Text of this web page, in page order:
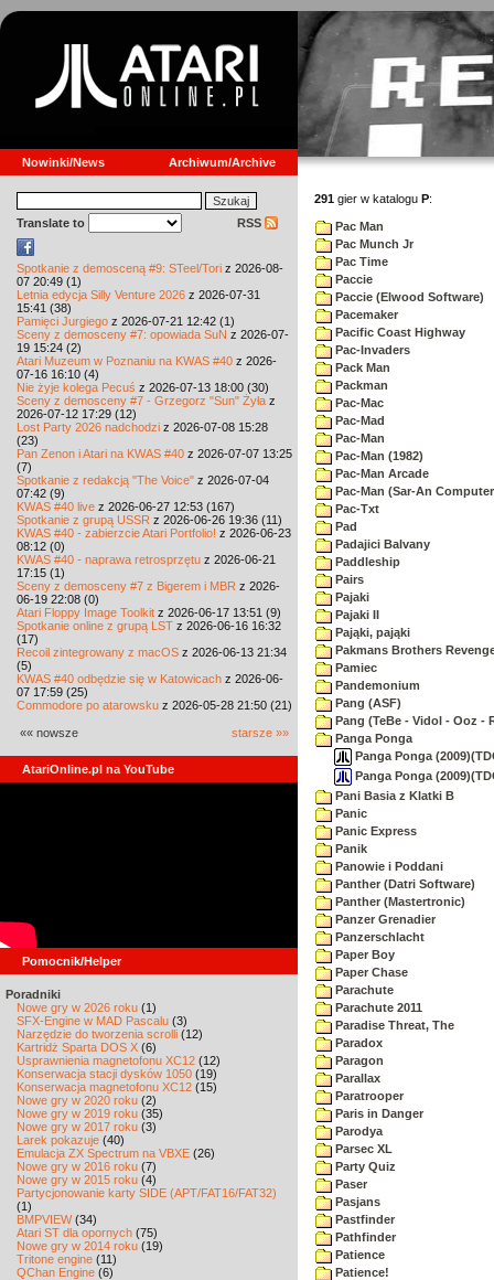
Nowinki/News Archiwum/Archive
Translate to RSS
Spotkanie z demosceną #9: STeel/Tori z 2026-08-
07 20:49 (1)
Letnia edycja Silly Venture 2026 z 2026-07-31
15:41 (38)
Pamięci Jurgiego z 2026-07-21 12:42 (1)
Sceny z demosceny #7: opowiada SuN z 2026-07-
19 15:24 (2)
Atari Muzeum w Poznaniu na KWAS #40 z 2026-
07-16 16:10 (4)
Nie żyje kolega Pecuś z 2026-07-13 18:00 (30)
Sceny z demosceny #7 - Grzegorz "Sun" Żyła z
2026-07-12 17:29 (12)
Lost Party 2026 nadchodzi z 2026-07-08 15:28
(23)
Pan Zenon i Atari na KWAS #40 z 2026-07-07 13:25
(7)
Spotkanie z redakcją "The Voice" z 2026-07-04
07:42 (9)
KWAS #40 live z 2026-06-27 12:53 (167)
Spotkanie z grupą USSR z 2026-06-26 19:36 (11)
KWAS #40 - zabierzcie Atari Portfolio! z 2026-06-23
08:12 (0)
KWAS #40 - naprawa retrosprzętu z 2026-06-21
17:15 (1)
Sceny z demosceny #7 z Bigerem i MBR z 2026-
06-19 22:08 (0)
Atari Floppy Image Toolkit z 2026-06-17 13:51 (9)
Spotkanie online z grupą LST z 2026-06-16 16:32
(17)
Recoil zintegrowany z macOS z 2026-06-13 21:34
(5)
KWAS #40 odbędzie się w Katowicach z 2026-06-
07 17:59 (25)
Commodore po atarowsku z 2026-05-28 21:50 (21)
«« nowsze starsze »»
AtariOnline.pl na YouTube
Pomocnik/Helper
Poradniki
Nowe gry w 2026 roku (1)
SFX-Engine w MAD Pascalu (3)
Narzędzie do tworzenia scrolli (12)
Kartridż Sparta DOS X (6)
Usprawnienia magnetofonu XC12 (12)
Konserwacja stacji dysków 1050 (19)
Konserwacja magnetofonu XC12 (15)
Nowe gry w 2020 roku (2)
Nowe gry w 2019 roku (35)
Nowe gry w 2017 roku (3)
Larek pokazuje (40)
Emulacja ZX Spectrum na VBXE (26)
Nowe gry w 2016 roku (7)
Nowe gry w 2015 roku (4)
Partycjonowanie karty SIDE (APT/FAT16/FAT32)
(1)
BMPVIEW(34)
Atari ST dla opornych (75)
Nowe gry w 2014 roku (19)
Tritone engine (11)
QChan Engine (6)
291 gier w katalogu P:
Pac Man
Pac Munch Jr
Pac Time
Paccie
Paccie (Elwood Software)
Pacemaker
Pacific Coast Highway
Pac-Invaders
Pack Man
Packman
Pac-Mac
Pac-Mad
Pac-Man
Pac-Man (1982)
Pac-Man Arcade
Pac-Man (Sar-An
Pac-Txt
Pad
Padajici Balvany
Paddleship
Pairs
Pajaki
Pajaki II
Pająki, pająki
Pakmans Brothers
Pamiec
Pandemonium
Pang (ASF)
Pang (TeBe - Vidol - Ooz -
Panga Ponga
Panga Ponga
Panga Ponga
Pani Basia z Klatki B
Panic
Panic Express
Panik
Panowie i Poddani
Panther (Datri Software)
Panther (Mastertronic)
Panzer Grenadier
Panzerschlacht
Paper Boy
Paper Chase
Parachute
Parachute 2011
Paradise Threat, The
Paradox
Paragon
Parallax
Paratrooper
Paris in Danger
Parodya
Parsec XL
Party Quiz
Paser
Pasjans
Pastfinder
Pathfinder
Patience
Patience!